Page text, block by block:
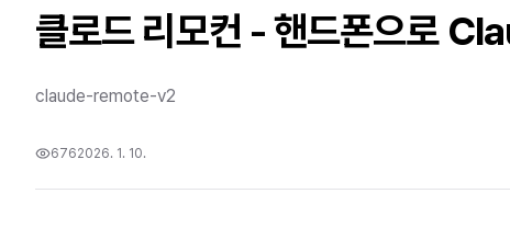
클로드 리모컨 - 핸드폰으로
claude-remote-v2
6762026. 1. 10.